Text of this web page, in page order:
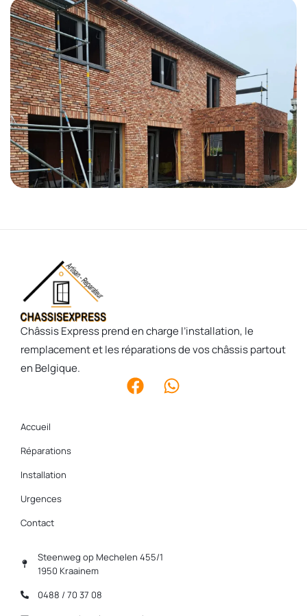
Châssis Express prend en charge l’installation, le
remplacement et les réparations de vos châssis partout
en Belgique.
Accueil
Réparations
Installation
Urgences
Contact
Steenweg op Mechelen 455/1
1950 Kraainem
0488 / 70 37 08